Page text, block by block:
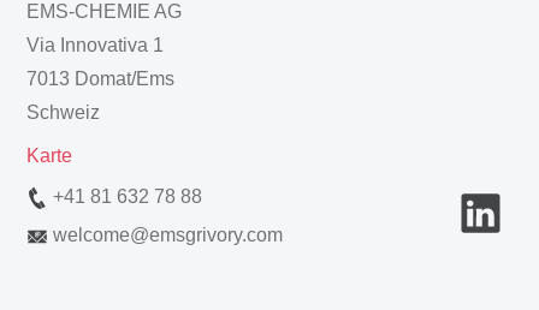
EMS-CHEMIE AG
Via Innovativa 1
7013 Domat/Ems
Schweiz
Karte
+41 81 632 78 88
welcome@emsgrivory.com